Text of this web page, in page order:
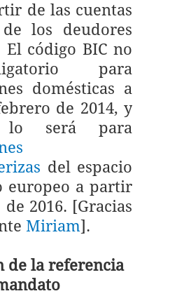
de las cuentas
los deudores
El código BIC no
para
domésticas a
de 2014, y
lo será para
del espacio
europeo a partir
2016. [Gracias
Miriam].
de la referencia